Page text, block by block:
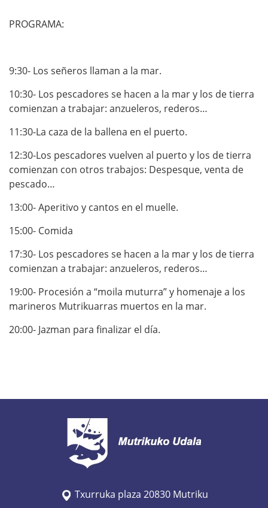
PROGRAMA:
9:30- Los señeros llaman a la mar.
10:30- Los pescadores se hacen a la mar y los de tierra
comienzan a trabajar: anzueleros, rederos…
11:30-La caza de la ballena en el puerto.
12:30-Los pescadores vuelven al puerto y los de tierra
comienzan con otros trabajos: Despesque, venta de
pescado…
13:00- Aperitivo y cantos en el muelle.
15:00- Comida
17:30- Los pescadores se hacen a la mar y los de tierra
comienzan a trabajar: anzueleros, rederos…
19:00- Procesión a “moila muturra” y homenaje a los
marineros Mutrikuarras muertos en la mar.
20:00- Jazman para finalizar el día.
Txurruka plaza 20830 Mutriku